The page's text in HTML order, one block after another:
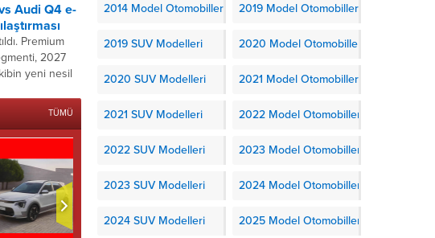
Audi Q4 e-
Premium
2027
yeni nesil
TÜMÜ
2014 Model Otomobiller 2019 Model Otomobiller
2019 SUV Modelleri 2020 Model Otomobiller
2020 SUV Modelleri 2021 Model Otomobiller
2021 SUV Modelleri 2022 Model Otomobiller
2022 SUV Modelleri 2023 Model Otomobiller
2023 SUV Modelleri 2024 Model Otomobiller
2024 SUV Modelleri 2025 Model Otomobiller